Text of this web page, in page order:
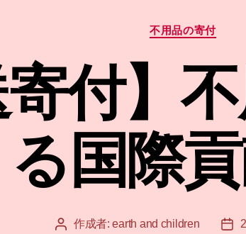
カ
テ
リ
ー
不用品の寄付
寄付】
る国際貢
投 作成者:earth and children
投